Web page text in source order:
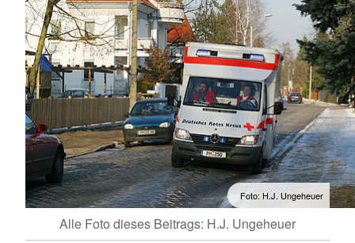
Foto: H.J. Ungeheuer
Alle Foto dieses Beitrags: H.J. Ungeheuer